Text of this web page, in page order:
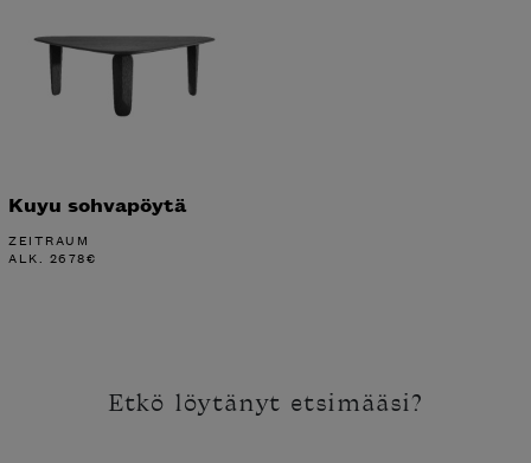
Kuyu sohvapöytä
ZEITRAUM
ALK. 2678€
Etkö löytänyt etsimääsi?